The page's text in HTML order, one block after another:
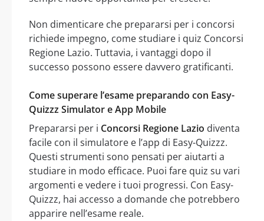
Non dimenticare che prepararsi per i concorsi
richiede impegno, come studiare i quiz Concorsi
Regione Lazio. Tuttavia, i vantaggi dopo il
successo possono essere davvero gratificanti.
Come superare l’esame preparando con Easy-
Quizzz Simulator e App Mobile
Prepararsi per i Concorsi Regione Lazio diventa
facile con il simulatore e l’app di Easy-Quizzz.
Questi strumenti sono pensati per aiutarti a
studiare in modo efficace. Puoi fare quiz su vari
argomenti e vedere i tuoi progressi. Con Easy-
Quizzz, hai accesso a domande che potrebbero
apparire nell’esame reale.